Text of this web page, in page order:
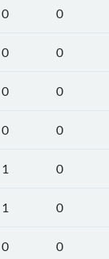
0
0
0
0
0
0
0
0
1
0
1
0
0
0